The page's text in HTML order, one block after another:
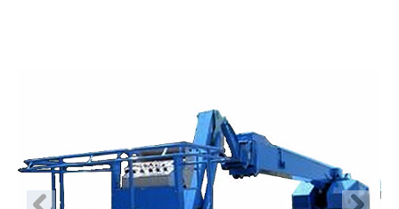
Suivant